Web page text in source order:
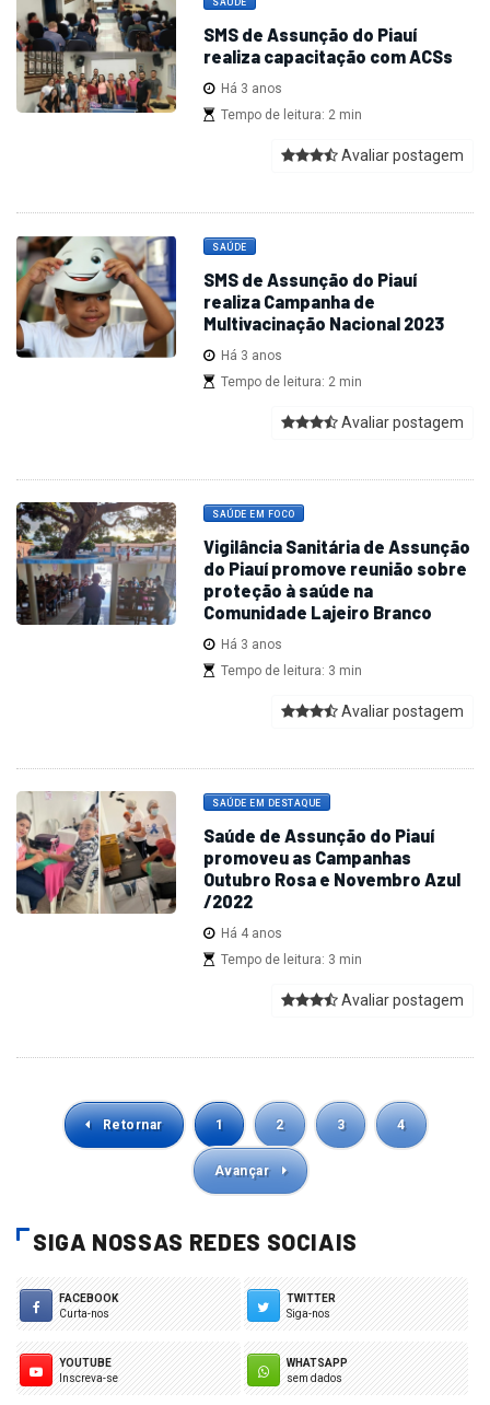
SAÚDE
SMS de Assunção do Piauí
realiza capacitação com ACSs
Há 3 anos
Tempo de leitura: 2 min
Avaliar postagem
SAÚDE
SMS de Assunção do Piauí
realiza Campanha de
Multivacinação Nacional 2023
Há 3 anos
Tempo de leitura: 2 min
Avaliar postagem
SAÚDE EM FOCO
Vigilância Sanitária de Assunção
do Piauí promove reunião sobre
proteção à saúde na
Comunidade Lajeiro Branco
Há 3 anos
Tempo de leitura: 3 min
Avaliar postagem
SAÚDE EM DESTAQUE
Saúde de Assunção do Piauí
promoveu as Campanhas
Outubro Rosa e Novembro Azul
/2022
Há 4 anos
Tempo de leitura: 3 min
Avaliar postagem
Retornar 1 2 3 4
Avançar
SIGA NOSSAS REDES SOCIAIS
FACEBOOK
Curta-nos
TWITTER
Siga-nos
YOUTUBE
Inscreva-se
WHATSAPP
sem dados